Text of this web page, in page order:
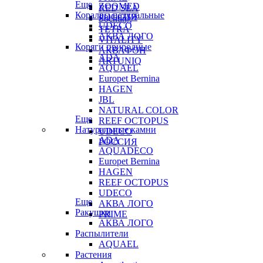
RED SEA
Sochting
TETRA
VITALITY
АКВАФОН
ARTUNIQ
ZOOMED
РОССИЯ
Еще
Кораллы натуральные
UDECO
АКВА ЛОГО
Коряги природные
ADA
AQUAEL
Europet Bernina
HAGEN
JBL
NATURAL COLOR
REEF OCTOPUS
UDECO
РОССИЯ
Еще
Натуральные камни
ADA
AQUADECO
Europet Bernina
HAGEN
REEF OCTOPUS
UDECO
АКВА ЛОГО
PRIME
Еще
Ракушки
АКВА ЛОГО
Распылители
AQUAEL
Растения